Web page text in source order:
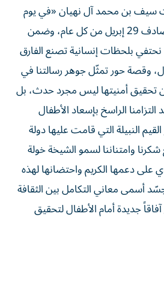
سيف بن محمد آل نهيان «في يوم
الأمنية العالمي والذي يصادف 29 إبريل من كل عام، وضمن
نحتفي بلحظات إنسانية تصنع الفارق
وقصة حور تمثّل جوهر رسالتنا في
تحقيق أمنيتها ليس مجرد حدث، بل
الراسخ بإسعاد الأطفال
النبيلة التي قامت عليها دولة
وامتناننا لسمو الشيخة خولة
دعمها الكريم واحتضانها لهذه
أسمى معاني التكامل بين الثقافة
جديدة أمام الأطفال لتحقيق